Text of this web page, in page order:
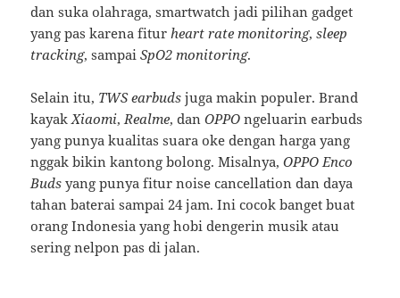
dan suka olahraga, smartwatch jadi pilihan gadget
yang pas karena fitur heart rate monitoring,sleep
tracking, sampaiSpO2 monitoring.
Selain itu, TWS earbuds juga makin populer. Brand
kayakXiaomi, Realme, danOPPO ngeluarin earbuds
yang punya kualitas suara oke dengan harga yang
nggak bikin kantong bolong. Misalnya,OPPO Enco
Buds yang punya fitur noise cancellation dan daya
tahan baterai sampai 24 jam. Ini cocok banget buat
orang Indonesia yang hobi dengerin musik atau
sering nelpon pas di jalan.